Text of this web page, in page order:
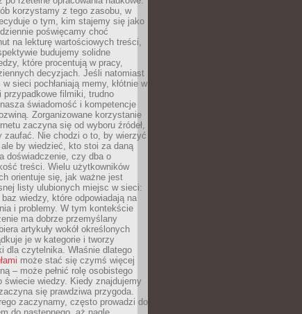
korzystamy z tego zasobu, w
o tym, kim stajemy się jako
poświęcamy choć
na lekturę wartościowych treści,
budujemy solidne
które procentują w pracy,
decyzjach. Jeśli natomiast
sieci pochłaniają memy, kłótnie w
przypadkowe filmiki, trudno
świadomość i kompetencje
Zorganizowane korzystanie
zaczyna się od wyboru źródeł,
zaufać. Nie chodzi o to, by wierzyć
by wiedzieć, kto stoi za daną
doświadczenie, czy dba o
treści. Wielu użytkowników
orientuje się, jak ważne jest
listy ulubionych miejsc w sieci:
wiedzy, które odpowiadają na
i problemy. W tym kontekście
ma dobrze przemyślany
artykuły wokół określonych
je w kategorie i tworzy
dla czytelnika. Właśnie dlatego
może stać się czymś więcej
– może pełnić rolę osobistego
świecie wiedzy. Kiedy znajdujemy
się prawdziwa przygoda.
zaczynamy, często prowadzi do